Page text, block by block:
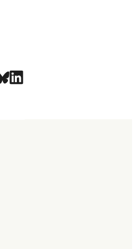
Facebookissa
Jaa Blueskyssa
Jaa LinkedIn:ssä